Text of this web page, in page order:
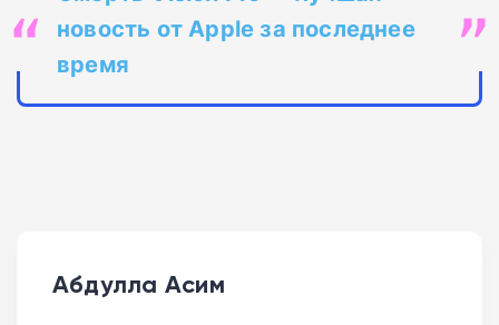
новость от Apple за последнее
время
Абдулла Асим